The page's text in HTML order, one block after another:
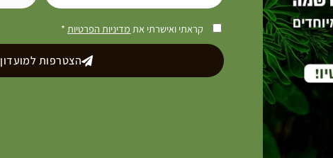
קראתי ואישרתי את מדיניות הפרטיות*
הצטרפות למועדון